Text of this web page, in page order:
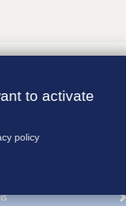
to activate
policy